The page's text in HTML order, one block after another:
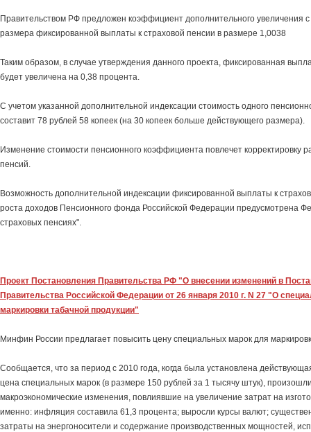
Правительством РФ предложен коэффициент дополнительного увеличения
размера фиксированной выплаты к страховой пенсии в размере 1,0038
Таким образом, в случае утверждения данного проекта, фиксированная
будет увеличена на 0,38 процента.
С учетом указанной дополнительной индексации стоимость одного
составит 78 рублей 58 копеек (на 30 копеек больше действующего размера).
Изменение стоимости пенсионного коэффициента повлечет корректировку
пенсий.
Возможность дополнительной индексации фиксированной выплаты к
роста доходов Пенсионного фонда Российской Федерации предусмотрена
страховых пенсиях".
Проект Постановления Правительства РФ "О внесении изменений в
Правительства Российской Федерации от 26 января 2010 г. N 27 "О
маркировки табачной продукции"
Минфин России предлагает повысить цену специальных марок для
Сообщается, что за период с 2010 года, когда была установлена
цена специальных марок (в размере 150 рублей за 1 тысячу штук),
макроэкономические изменения, повлиявшие на увеличение затрат на
именно: инфляция составила 61,3 процента; выросли курсы валют;
затраты на энергоносители и содержание производственных мощностей,